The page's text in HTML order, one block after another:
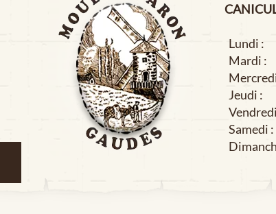
Lundi :
Mardi :
Jeudi :
Samedi :